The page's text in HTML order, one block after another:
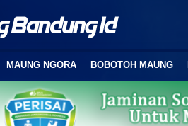
MAUNG NGORA BOBOTOH MAUNG